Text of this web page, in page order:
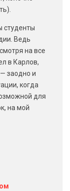
студенты
Ведь
на все
в Карлов,
заодно и
когда
для
на мой